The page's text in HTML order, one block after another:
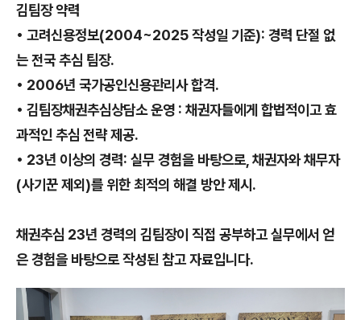
김팀장 약력
• 고려신용정보(2004~2025 작성일 기준): 경력 단절 없
는 전국 추심 팀장.
• 2006년 국가공인신용관리사 합격.
• 김팀장채권추심상담소 운영 : 채권자들에게 합법적이고 효
과적인 추심 전략 제공.
• 23년 이상의 경력: 실무 경험을 바탕으로, 채권자와 채무자
(사기꾼 제외)를 위한 최적의 해결 방안 제시.
채권추심 23년 경력의 김팀장이 직접 공부하고 실무에서 얻
은 경험을 바탕으로 작성된 참고 자료입니다.